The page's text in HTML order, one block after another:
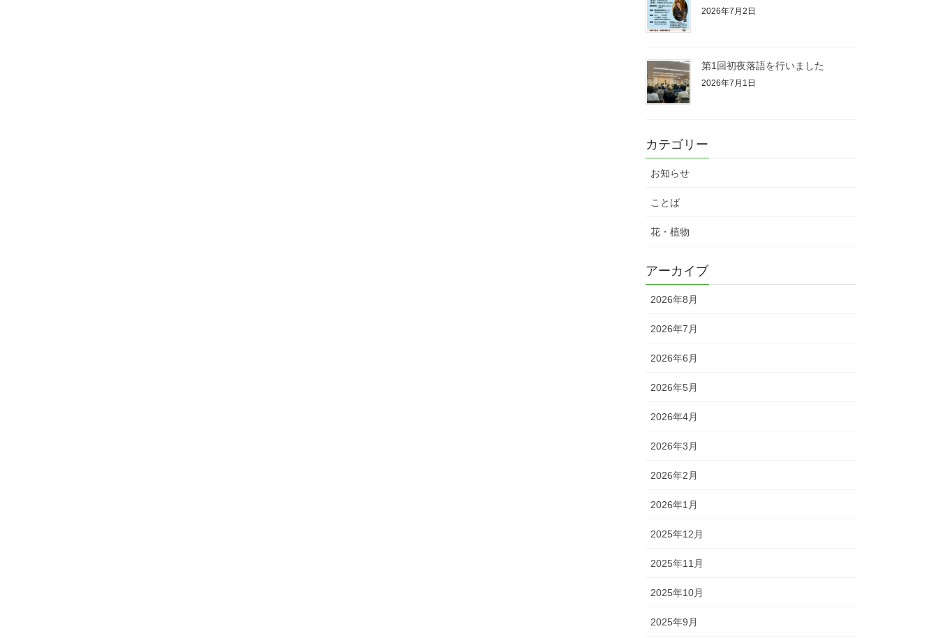
2026年7月2日
第1回初夜落語を行いました
2026年7月1日
カテゴリー
お知らせ
ことば
花・植物
アーカイブ
2026年8月
2026年7月
2026年6月
2026年5月
2026年4月
2026年3月
2026年2月
2026年1月
2025年12月
2025年11月
2025年10月
2025年9月